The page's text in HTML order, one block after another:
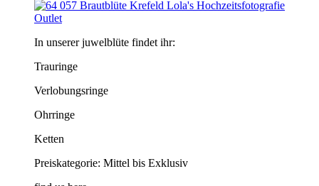
Outlet
In unserer juwelblüte findet ihr:
Trauringe
Verlobungsringe
Ohrringe
Ketten
Preiskategorie: Mittel bis Exklusiv